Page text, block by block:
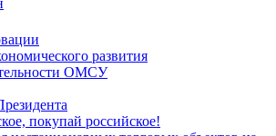
развития
ОМСУ
покупай российское!